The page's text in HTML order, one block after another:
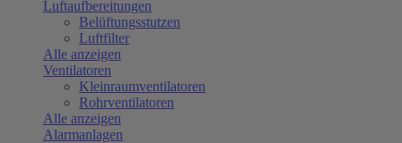
Luftaufbereitungen
Belüftungsstutzen
Luftfilter
Alle anzeigen
Ventilatoren
Kleinraumventilatoren
Rohrventilatoren
Alle anzeigen
Alarmanlagen